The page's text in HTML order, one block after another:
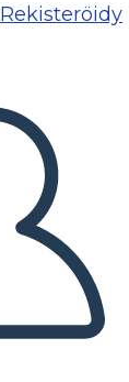
Rekisteröidy